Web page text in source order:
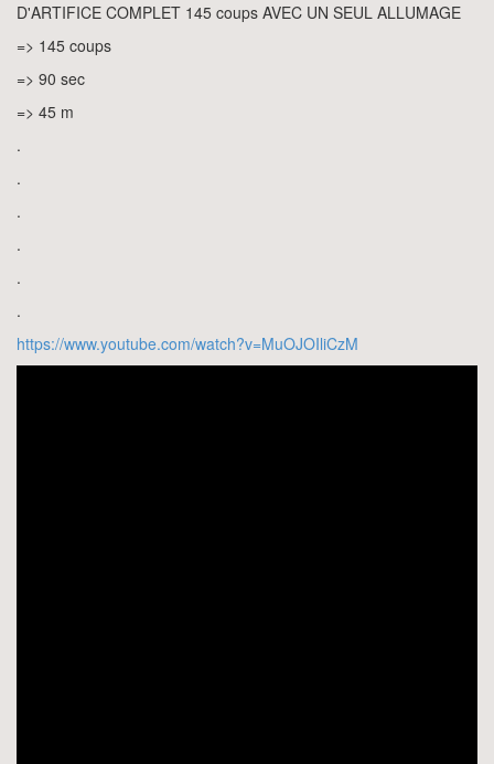
D'ARTIFICE COMPLET 145 coups AVEC UN SEUL ALLUMAGE
=> 145 coups
=> 90 sec
=> 45 m
.
.
.
.
.
.
https://www.youtube.com/watch?v=MuOJOIliCzM